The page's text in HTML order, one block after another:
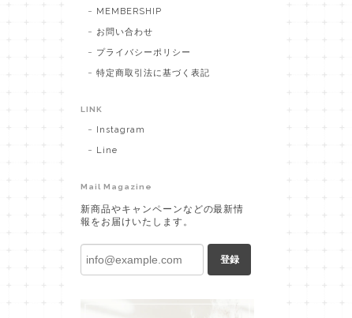
MEMBERSHIP
お問い合わせ
プライバシーポリシー
特定商取引法に基づく表記
LINK
Instagram
Line
Mail Magazine
新商品やキャンペーンなどの最新情
報をお届けいたします。
登録